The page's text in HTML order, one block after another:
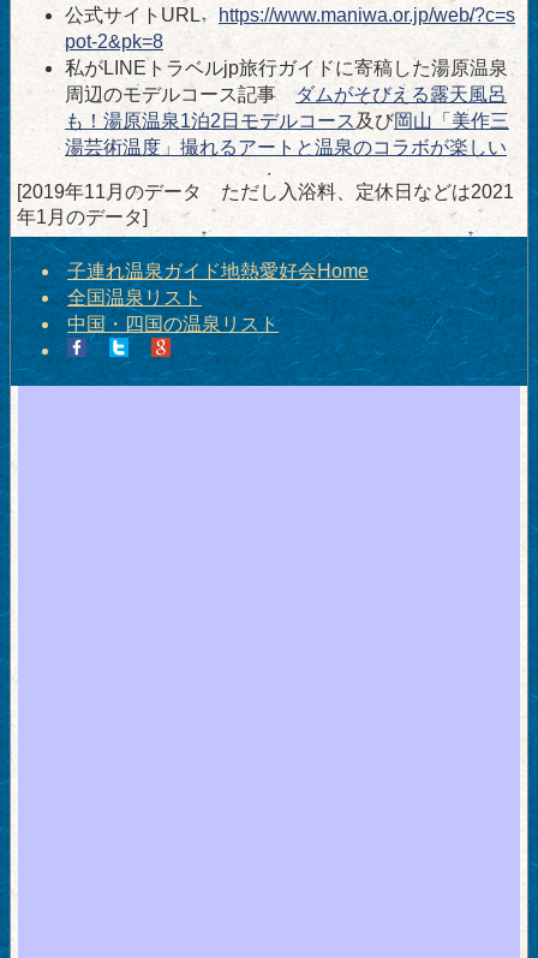
公式サイトURL https://www.maniwa.or.jp/web/?c=s
pot-2&pk=8
私がLINEトラベルjp旅行ガイドに寄稿した湯原温泉
周辺のモデルコース記事 ダムがそびえる露天風呂
も！湯原温泉1泊2日モデルコース及び岡山「美作三
湯芸術温度」撮れるアートと温泉のコラボが楽しい
[2019年11月のデータ ただし入浴料、定休日などは2021
年1月のデータ]
子連れ温泉ガイド地熱愛好会Home
全国温泉リスト
中国・四国の温泉リスト